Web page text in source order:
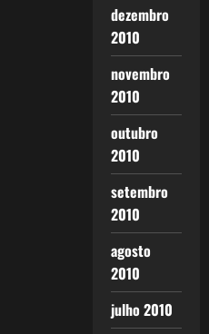
dezembro
2010
novembro
2010
outubro
2010
setembro
2010
agosto
2010
julho 2010